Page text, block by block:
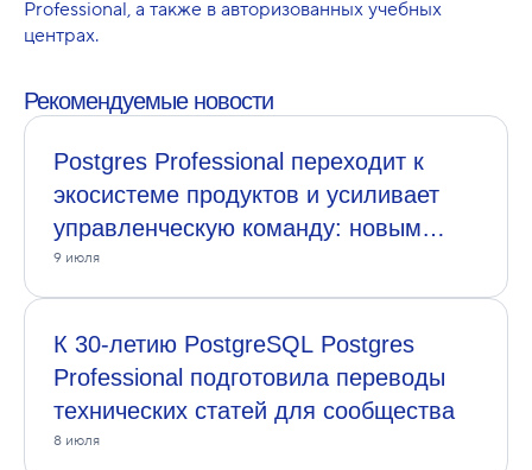
Professional, а также в авторизованных учебных
центрах.
Рекомендуемые новости
Postgres Professional переходит к
экосистеме продуктов и усиливает
управленческую команду: новым
генеральным директором назначен
Артём Галонский
9 июля
К 30-летию PostgreSQL Postgres
Professional подготовила переводы
технических статей для сообщества
8 июля